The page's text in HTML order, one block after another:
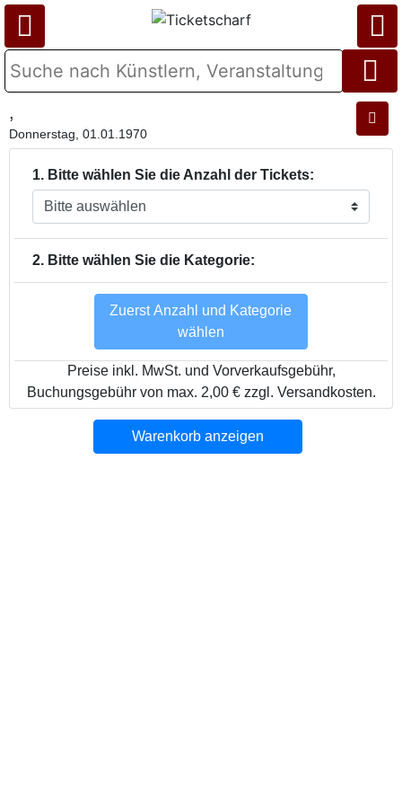
,
Donnerstag, 01.01.1970
1. Bitte wählen Sie die Anzahl der Tickets:
2. Bitte wählen Sie die Kategorie:
Zuerst Anzahl und Kategorie
wählen
Preise inkl. MwSt. und Vorverkaufsgebühr,
Buchungsgebühr von max. 2,00 € zzgl. Versandkosten.
Warenkorb anzeigen